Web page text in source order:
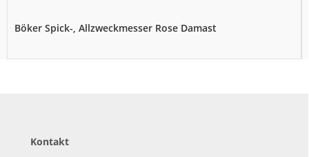
Böker Spick-, Allzweckmesser Rose Damast
Kontakt